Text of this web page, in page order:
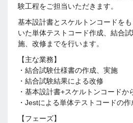
験工程をご担当いただきます。
基本設計書とスケルトンコードを
いた単体テストコード作成、結合
施、改修までを行います。
【主な業務】
・結合試験仕様書の作成、実施
・結合試験結果による改修
・基本設計書+スケルトンコードか
・Jestによる単体テストコードの作
【フェーズ】